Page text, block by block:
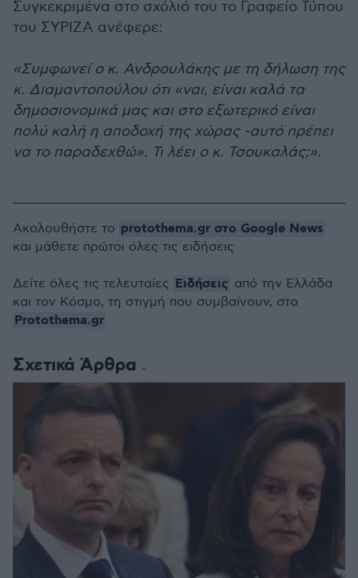
Συγκεκριμένα στο σχόλιό του το Γραφείο Τύπου
του ΣΥΡΙΖΑ ανέφερε:
«Συμφωνεί ο κ. Ανδρουλάκης με τη δήλωση της
κ. Διαμαντοπούλου ότι «ναι, είναι καλά τα
δημοσιονομικά μας και στο εξωτερικό είναι
πολύ καλή η αποδοχή της χώρας -αυτό πρέπει
να το παραδεχθώ». Τι λέει ο κ. Τσουκαλάς;».
Σχετικά Άρθρα
Ακολουθήστε το protothema.gr στο Google News
και μάθετε πρώτοι όλες τις ειδήσεις
Δείτε όλες τις τελευταίες Ειδήσεις από την Ελλάδα
και τον Κόσμο, τη στιγμή που συμβαίνουν, στο
Protothema.gr